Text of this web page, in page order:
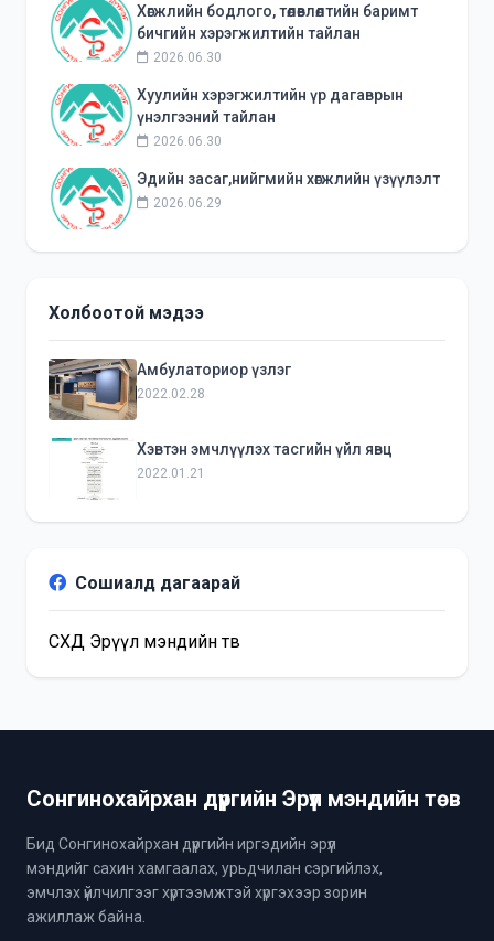
Хөгжлийн бодлого, төлөвлөлтийн баримт
бичгийн хэрэгжилтийн тайлан
2026.06.30
Хуулийн хэрэгжилтийн үр дагаврын
үнэлгээний тайлан
2026.06.30
Эдийн засаг,нийгмийн хөгжлийн үзүүлэлт
2026.06.29
Холбоотой мэдээ
Амбулаториор үзлэг
2022.02.28
Хэвтэн эмчлүүлэх тасгийн үйл явц
2022.01.21
Сошиалд дагаарай
СХД Эрүүл мэндийн төв
Сонгинохайрхан дүүргийн Эрүүл мэндийн төв
Бид Сонгинохайрхан дүүргийн иргэдийн эрүүл
мэндийг сахин хамгаалах, урьдчилан сэргийлэх,
эмчлэх үйлчилгээг хүртээмжтэй хүргэхээр зорин
ажиллаж байна.